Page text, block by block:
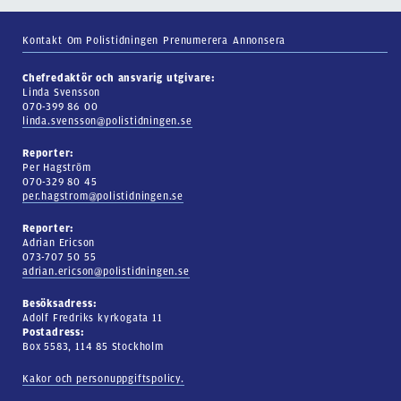
Kontakt Om Polistidningen Prenumerera Annonsera
Chefredaktör och ansvarig utgivare:
Linda Svensson
070-399 86 00
linda.svensson@polistidningen.se
Reporter:
Per Hagström
070-329 80 45
per.hagstrom@polistidningen.se
Reporter:
Adrian Ericson
073-707 50 55
adrian.ericson@polistidningen.se
Besöksadress:
Adolf Fredriks kyrkogata 11
Postadress:
Box 5583, 114 85 Stockholm
Kakor och personuppgiftspolicy.